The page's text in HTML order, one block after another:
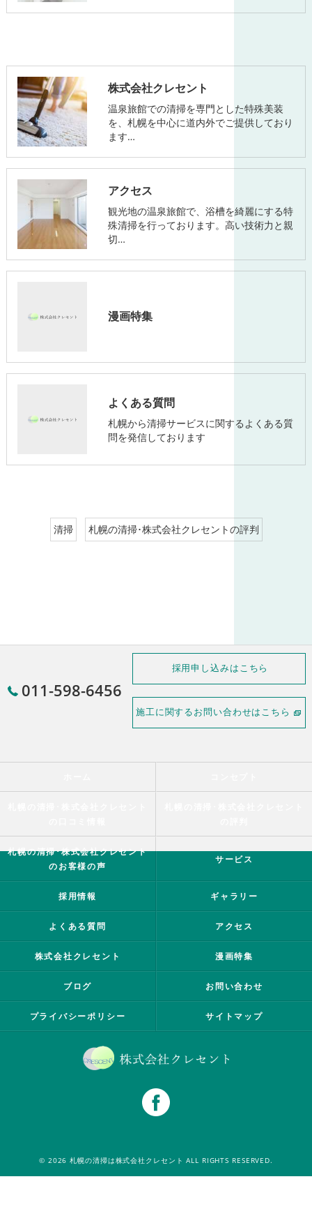
株式会社クレセント
温泉旅館での清掃を専門とした特殊美装
を、札幌を中心に道内外でご提供しており
ます…
アクセス
観光地の温泉旅館で、浴槽を綺麗にする特
殊清掃を行っております。高い技術力と親
切…
漫画特集
よくある質問
札幌から清掃サービスに関するよくある質
問を発信しております
清掃 札幌の清掃･株式会社クレセントの評判
011-598-6456
採用申し込みはこちら
施工に関するお問い合わせはこちら
札幌の清掃･株式会社クレセント
のお客様の声
サービス
採用情報 ギャラリー
よくある質問 アクセス
株式会社クレセント 漫画特集
ブログ お問い合わせ
プライバシーポリシー サイトマップ
© 2026 札幌の清掃は株式会社クレセント ALL RIGHTS RESERVED.